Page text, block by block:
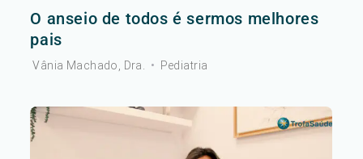
O anseio de todos é sermos melhores
pais
Vânia Machado, Dra. • Pediatria